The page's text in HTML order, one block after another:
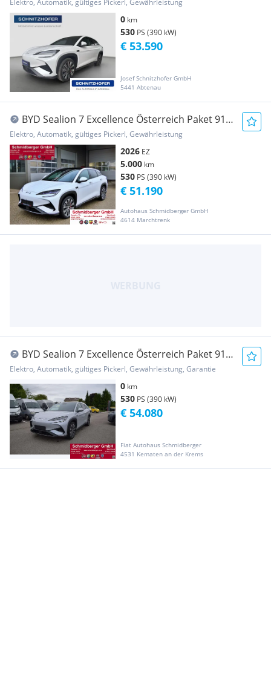
Elektro, Automatik, gültiges Pickerl, Gewährleistung
0 km
530 PS (390 kW)
Josef Schnitzhofer GmbH
5441 Abtenau
€ 53.590
BYD Sealion 7 Excellence Österreich Paket 91.5
kWh ...
Elektro, Automatik, gültiges Pickerl, Gewährleistung
2026 EZ
5.000 km
530 PS (390 kW)
Autohaus Schmidberger GmbH
4614 Marchtrenk
€ 51.190
BYD Sealion 7 Excellence Österreich Paket 91.5
kWh ...
Elektro, Automatik, gültiges Pickerl, Gewährleistung, Garantie
0 km
530 PS (390 kW)
Fiat Autohaus Schmidberger
4531 Kematen an der Krems
€ 54.080